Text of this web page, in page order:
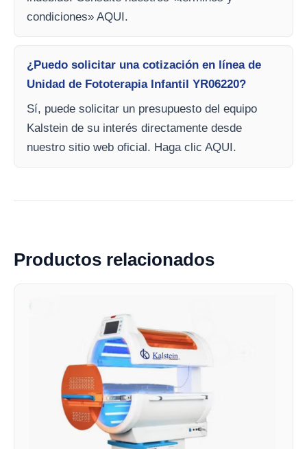
condiciones» AQUI.
¿Puedo solicitar una cotización en línea de
Unidad de Fototerapia Infantil YR06220?
Sí, puede solicitar un presupuesto del equipo
Kalstein de su interés directamente desde
nuestro sitio web oficial. Haga clic AQUI.
Productos relacionados